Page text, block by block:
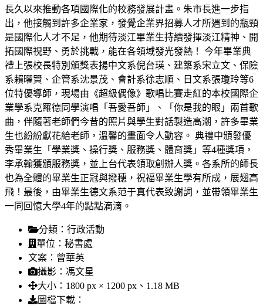
長久以來推動各項國際化的校務發展計畫。朱市長進一步指
出，他接觸到許多企業家，發覺企業界招募人才所遇到的瓶頸
是國際化人才不足，他期待淡江畢業生持續發揮淡江精神、開
拓國際視野、勇於挑戰，能在各領域發光發熱！ 今年畢業典
禮上張校長特別頒獎表揚中文系倪台瑛、建築系宋立文、保險
系賴曜賢、企管系沈景茂、會計系徐志順、日文系張瓊玲等6
位特優導師，現場由《超級偶像》歌唱比賽走紅的本校國際企
業學系克羅德同學演唱「吾愛吾師」、「你是我的眼」兩首歌
曲，伴隨著老師們今昔的照片與學生對話製造高潮，許多畢業
生也紛紛獻花給老師，溫馨的畫面令人動容。 典禮中頒發優
秀畢業生「學業獎、操行獎、服務獎、體育獎」等4種獎項，
李承翰獲頒服務獎，並上台代表領取創辦人獎。各系所的師長
也為全體的畢業生正冠與撥穗，祝福畢業生學有所成，展翅高
飛！最後，由畢業生德文系范于真代表致謝詞，並帶領畢業生
一同回憶大學4年的點點滴滴。
分類： 行政活動
單位： 秘書處
文案： 曾華英
攝影： 馮文星
大小： 1800 px × 1200 px、1.18 MB
圖檔下載：